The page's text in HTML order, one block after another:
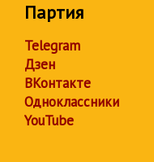
Партия
Telegram
Дзен
ВКонтакте
Одноклассники
YouTube